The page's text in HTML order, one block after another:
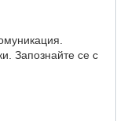
Запознайте се с